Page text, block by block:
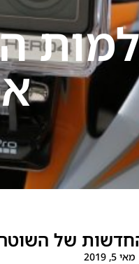
של
מאי 5, 2019